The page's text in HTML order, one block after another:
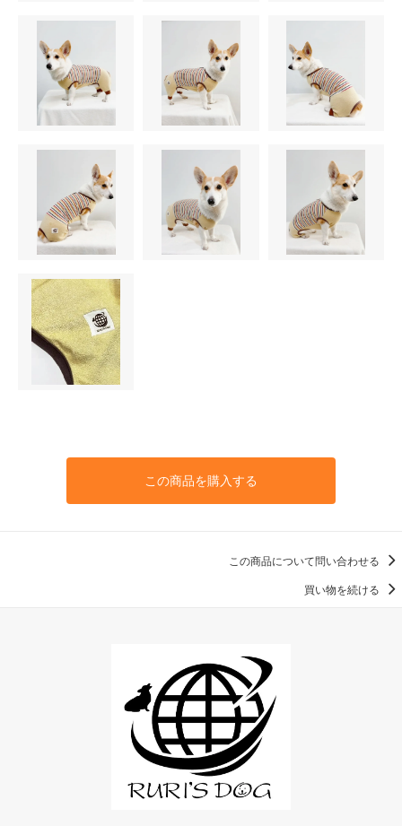
この商品を購入する
この商品について問い合わせる
買い物を続ける